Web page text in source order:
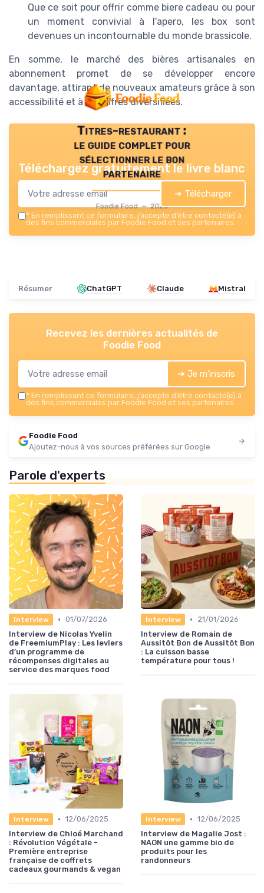
Que ce soit pour offrir comme biere cadeau ou pour
un moment convivial à l'apero, les box sont
devenues un incontournable du monde brassicole.
En somme, le marché des bières artisanales en
abonnement promet de se développer encore
davantage, attirant de nouveaux amateurs grâce à son
accessibilité et à ses offres diversifiées.
Titres-restaurant :
le guide complet pour
sélectionner le bon
partenaire
Foodie Food — 2026
Téléchargez gratuitement le livre blanc
➔ Télécharger
* En remplissant ce formulaire, j’accepte d’être contacté(e) à
des fins commerciales par Foodie Food et ses partenaires.
Résumer ChatGPT Claude Mistral
Recevez les dernières actualités de
Foodie Food
➔ Je m'inscris
* En remplissant ce formulaire, j’accepte d’être contacté(e) à
des fins commerciales par Foodie Food et ses partenaires.
Foodie Food
Ajoutez-nous à vos sources préférées sur Google
Parole d'experts
Interview • 01/07/2026
Interview de Nicolas Yvelin
de FreemiumPlay : Les leviers
d’un programme de
récompenses digitales au
service des marques food
Interview •
21/01/2026
Interview de Romain de
Aussitôt Bon de Aussitôt Bon
: La cuisson basse
température pour tous !
Interview • 12/06/2025
Interview de Chloé Marchand
: Révolution Végétale -
Première entreprise
française de coffrets
cadeaux gourmands & vegan
Interview • 12/06/2025
Interview de Magalie Jost :
NAON une gamme bio de
produits pour les
randonneurs